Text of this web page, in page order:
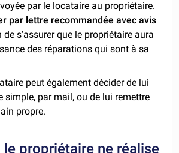
par le locataire au propriétaire.
par lettre recommandée avec avis
de s'assurer que le propriétaire aura
des réparations qui sont à sa
peut également décider de lui
simple, par mail, ou de lui remettre
propre.
le propriétaire ne réalise